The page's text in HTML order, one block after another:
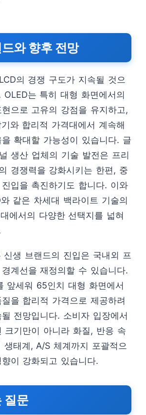
와 향후 전망
의 경쟁 구도가 지속될 것으
OLED는 특히 대형 화면에서의
으로 고유의 강점을 유지하고,
와 합리적 가격대에서 계속해
확대할 가능성이 있습니다. 글
생산 업체의 기술 발전은 프리
경쟁력을 강화시키는 한편, 중
입을 촉진하기도 합니다. 이와
같은 차세대 백라이트 기술의
에서의 다양한 선택지를 넓혀
신생 브랜드의 진입은 국내외 프
계선을 재정의할 수 있습니다.
앞세워 65인치 대형 화면에서
을 합리적 가격으로 제공하려
전망입니다. 소비자 입장에서
크기만이 아니라 화질, 반응 속
생태계, A/S 체계까지 포괄적으
이 강화되고 있습니다.
질문